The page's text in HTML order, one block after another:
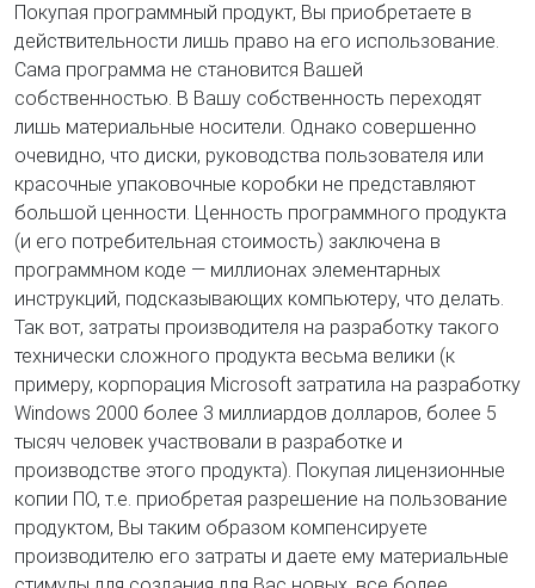
Покупая программный продукт, Вы приобретаете в
действительности лишь право на его использование.
Сама программа не становится Вашей
собственностью. В Вашу собственность переходят
лишь материальные носители. Однако совершенно
очевидно, что диски, руководства пользователя или
красочные упаковочные коробки не представляют
большой ценности. Ценность программного продукта
(и его потребительная стоимость) заключена в
программном коде — миллионах элементарных
инструкций, подсказывающих компьютеру, что делать.
Так вот, затраты производителя на разработку такого
технически сложного продукта весьма велики (к
примеру, корпорация Microsoft затратила на разработку
Windows 2000 более 3 миллиардов долларов, более 5
тысяч человек участвовали в разработке и
производстве этого продукта). Покупая лицензионные
копии ПО, т.е. приобретая разрешение на пользование
продуктом, Вы таким образом компенсируете
производителю его затраты и даете ему материальные